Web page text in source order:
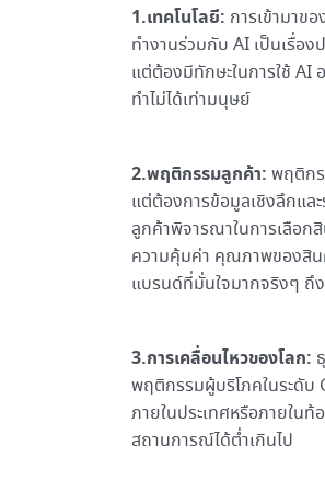
1.เทคโนโลยี: การเข้ามาข
ทำงานร่วมกับ AI เป็นเรื่อง
แต่ต้องมีทักษะในการใช้ AI
ทำไม่ได้เท่ามนุษย์
2.พฤติกรรมลูกค้า: พฤติก
แต่ต้องการข้อมูลเชิงลึกแล
ลูกค้าพิจารณาในการเลือก
ความคุ้มค่า คุณภาพของสิน
แบรนด์ที่มั่นใจมากจริงๆ ถึ
3.การเคลื่อนไหวของโลก:
พฤติกรรมผู้บริโภคในระดับ
ภายในประเทศหรือภายใน
สถานการณ์ได้ต่ำเกินไป